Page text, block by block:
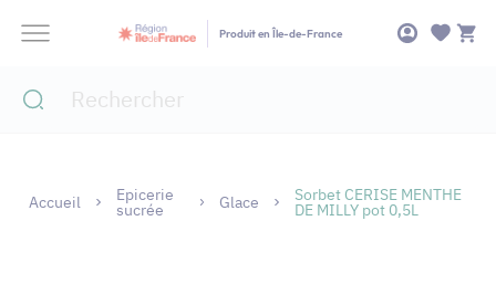
Produit en Île-de-France
Accueil Epicerie
sucrée Glace Sorbet CERISE MENTHE
DE MILLY pot 0,5L